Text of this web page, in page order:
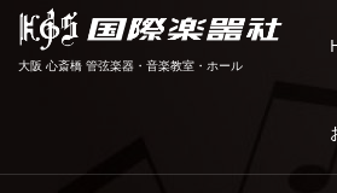
大阪 心斎橋 管弦楽器・音楽教室・ホール